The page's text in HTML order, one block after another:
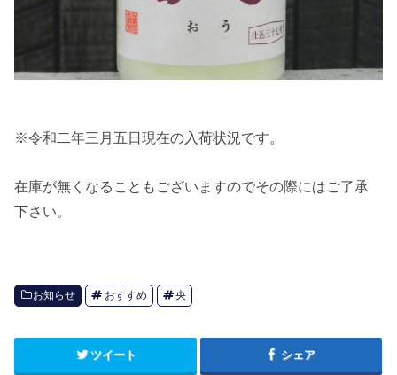
※令和二年三月五日現在の入荷状況です。
在庫が無くなることもございますのでその際にはご了承
下さい。
お知らせ おすすめ 央
ツイート シェア